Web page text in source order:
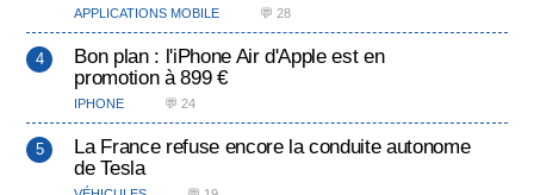
APPLICATIONS MOBILE 💬 28
Bon plan : l'iPhone Air d'Apple est en
promotion à 899 €
IPHONE 💬 24
La France refuse encore la conduite autonome
de Tesla